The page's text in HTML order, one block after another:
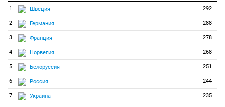
1 Швеция 292
2 Германия 288
3 Франция 278
4 Норвегия 268
5 Белоруссия 251
6 Россия 244
7 Украина 235